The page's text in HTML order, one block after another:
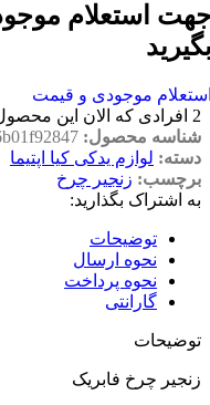
استعلام
موجودی و قیمت
2 افرادی که الان این
شناسه محصول:
دسته: لوازم یدکی کیا اپتیما
برچسب: زنجیر چرخ
به اشتراک بگذارید:
توضیحات
نحوه ارسال
نحوه پرداخت
گارانتی
توضیحات
زنجیر چرخ فابریک